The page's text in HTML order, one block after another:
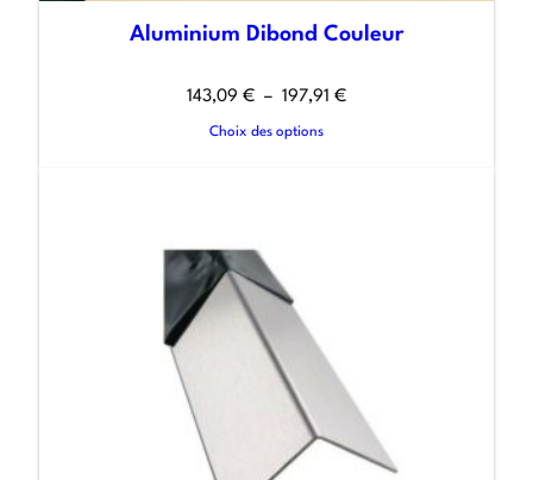
Aluminium Dibond Couleur
143,09 € – 197,91 €
Choix des options